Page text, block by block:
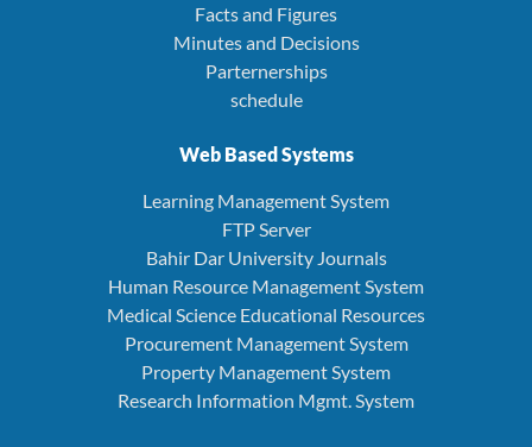
Facts and Figures
Minutes and Decisions
Parternerships
schedule
Web Based Systems
Learning Management System
FTP Server
Bahir Dar University Journals
Human Resource Management System
Medical Science Educational Resources
Procurement Management System
Property Management System
Research Information Mgmt. System